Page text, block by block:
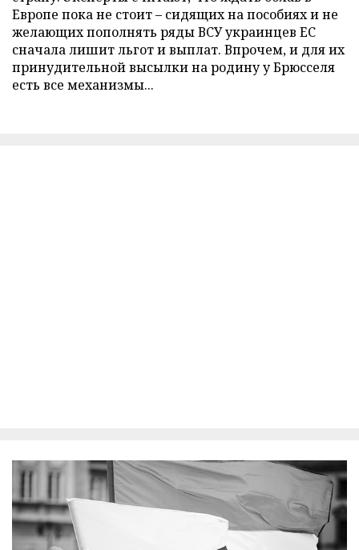
Европе пока не стоит – сидящих на пособиях и не
желающих пополнять ряды ВСУ украинцев ЕС
сначала лишит льгот и выплат. Впрочем, и для их
принудительной высылки на родину у Брюсселя
есть все механизмы...